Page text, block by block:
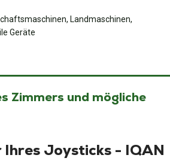
Landmaschinen,
Geräte
Zimmers und mögliche
Ihres Joysticks - IQAN